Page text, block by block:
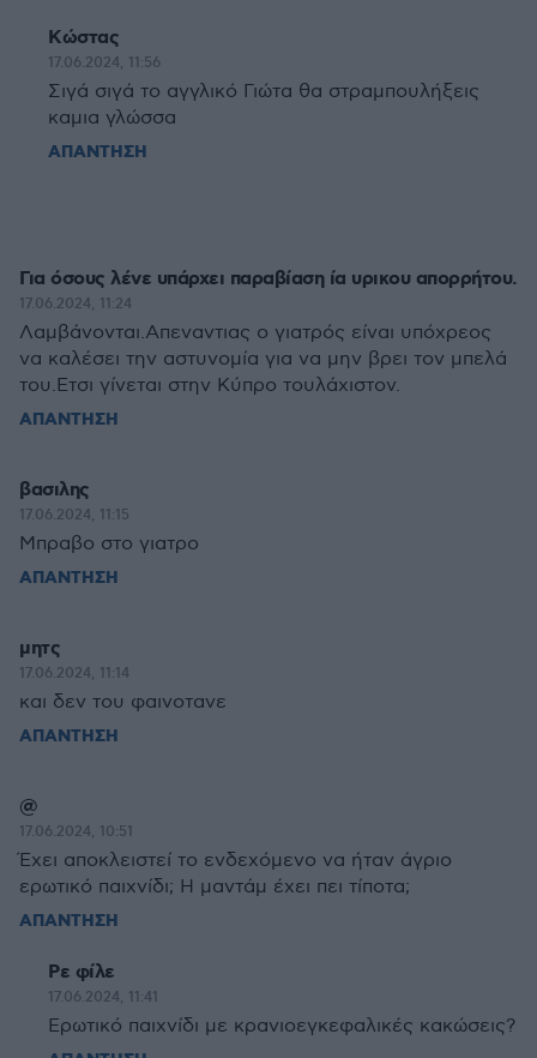
Κώστας
17.06.2024, 11:56
Σιγά σιγά το αγγλικό Γιώτα θα στραμπουλήξεις
καμια γλώσσα
ΑΠΑΝΤΗΣΗ
Για όσους λένε υπάρχει παραβίαση ία υρικου απορρήτου.
17.06.2024, 11:24
Λαμβάνονται.Απεναντιας ο γιατρός είναι υπόχρεος
να καλέσει την αστυνομία για να μην βρει τον μπελά
του.Ετσι γίνεται στην Κύπρο τουλάχιστον.
ΑΠΑΝΤΗΣΗ
βασιλης
17.06.2024, 11:15
Μπραβο στο γιατρο
ΑΠΑΝΤΗΣΗ
μητς
17.06.2024, 11:14
και δεν του φαινοτανε
ΑΠΑΝΤΗΣΗ
@
17.06.2024, 10:51
Έχει αποκλειστεί το ενδεχόμενο να ήταν άγριο
ερωτικό παιχνίδι; Η μαντάμ έχει πει τίποτα;
ΑΠΑΝΤΗΣΗ
Ρε φίλε
17.06.2024, 11:41
Ερωτικό παιχνίδι με κρανιοεγκεφαλικές κακώσεις?